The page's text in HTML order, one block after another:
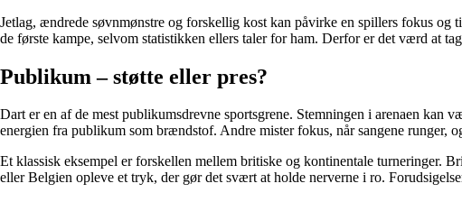
Jetlag, ændrede søvnmønstre og forskellig kost kan påvirke en spillers fokus
de første kampe, selvom statistikken ellers taler for ham. Derfor er det værd at
Publikum – støtte eller pres?
Dart er en af de mest publikumsdrevne sportsgrene. Stemningen i arenaen
energien fra publikum som brændstof. Andre mister fokus, når sangene runger,
Et klassisk eksempel er forskellen mellem britiske og kontinentale turneringer.
eller Belgien opleve et tryk, der gør det svært at holde nerverne i ro.